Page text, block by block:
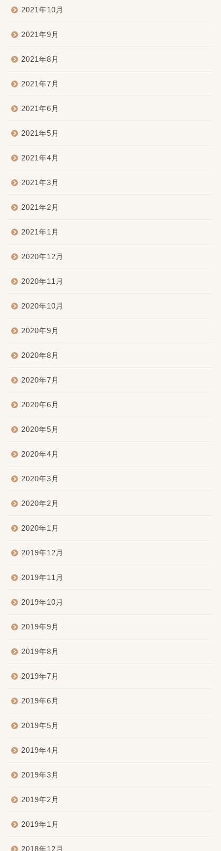
2021年10月
2021年9月
2021年8月
2021年7月
2021年6月
2021年5月
2021年4月
2021年3月
2021年2月
2021年1月
2020年12月
2020年11月
2020年10月
2020年9月
2020年8月
2020年7月
2020年6月
2020年5月
2020年4月
2020年3月
2020年2月
2020年1月
2019年12月
2019年11月
2019年10月
2019年9月
2019年8月
2019年7月
2019年6月
2019年5月
2019年4月
2019年3月
2019年2月
2019年1月
2018年12月